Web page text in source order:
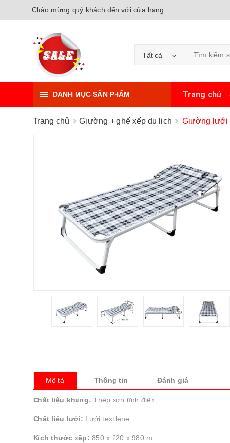
Chào mừng quý khách đến với cửa hàng
Tất cả
DANH MỤC SẢN PHẨM Trang chủ
Trang chủ Giường + ghế xếp du lich Giường lưới
Mô tả Thông tin Đánh giá
Chất liệu khung: Thép sơn tĩnh điện
Chất liệu lưới: Lưới textilene
Kích thước xếp: 850 x 220 x 980 m